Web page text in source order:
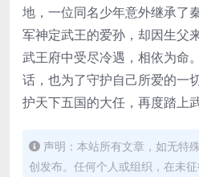
地，一位同名少年意外继承了
军神定武王的爱孙，却因生父
武王府中受尽冷遇，相依为命
话，也为了守护自己所爱的一
护天下五国的大任，再度踏上
声明：本站所有文章，如无特
创发布。任何个人或组织，在未